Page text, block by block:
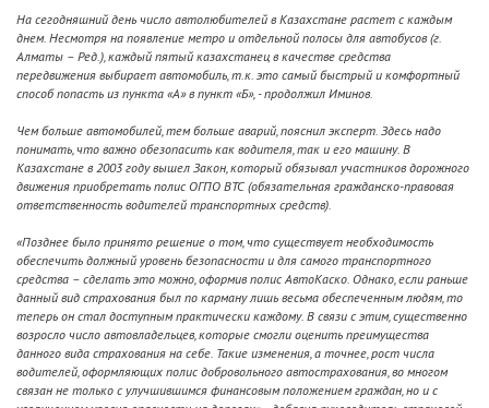
На сегодняшний день число автолюбителей в Казахстане растет с каждым
днем. Несмотря на появление метро и отдельной полосы для автобусов (г.
Алматы – Ред.), каждый пятый казахстанец в качестве средства
передвижения выбирает автомобиль, т.к. это самый быстрый и комфортный
способ попасть из пункта «А» в пункт «Б», - продолжил Иминов.
Чем больше автомобилей, тем больше аварий, пояснил эксперт. Здесь надо
понимать, что важно обезопасить как водителя, так и его машину. В
Казахстане в 2003 году вышел Закон, который обязывал участников дорожного
движения приобретать полис ОГПО ВТС (обязательная гражданско-правовая
ответственность водителей транспортных средств).
«Позднее было принято решение о том, что существует необходимость
обеспечить должный уровень безопасности и для самого транспортного
средства – сделать это можно, оформив полис АвтоКаско. Однако, если раньше
данный вид страхования был по карману лишь весьма обеспеченным людям, то
теперь он стал доступным практически каждому. В связи с этим, существенно
возросло число автовладельцев, которые смогли оценить преимущества
данного вида страхования на себе. Такие изменения, а точнее, рост числа
водителей, оформляющих полис добровольного автострахования, во многом
связан не только с улучшившимся финансовым положением граждан, но и с